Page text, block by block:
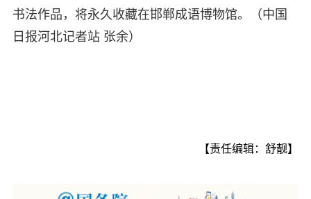
书法作品，将永久收藏在邯郸成语博物馆。（中国
日报河北记者站 张余）
【责任编辑：舒靓】